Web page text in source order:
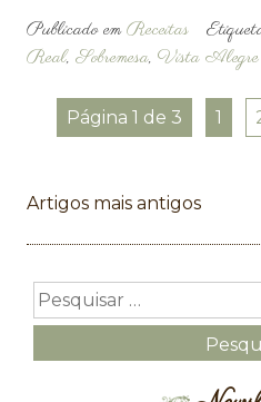
Publicado emReceitas
Real, Sobremesa, Vista Alegre
Página 1 de 3 1
Navegação
de
artigos
Artigos mais antigos